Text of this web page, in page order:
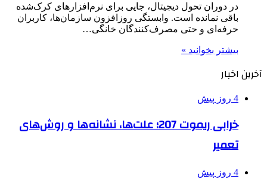
در دوران تحول دیجیتال، جایی برای نرم‌افزارهای کرک‌شده
باقی نمانده است. وابستگی روزافزون سازمان‌ها، کاربران
حرفه‌ای و حتی مصرف‌کنندگان خانگی…
بیشتر بخوانید »
آخرین اخبار
4 روز پیش
خرابی ریموت 207؛ علت‌ها، نشانه‌ها و روش‌های
تعمیر
4 روز پیش